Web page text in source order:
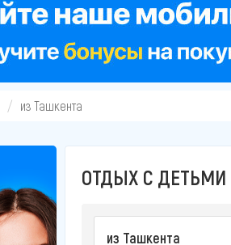
из Ташкента
ОТДЫХ С ДЕТЬМИ
из Ташкента